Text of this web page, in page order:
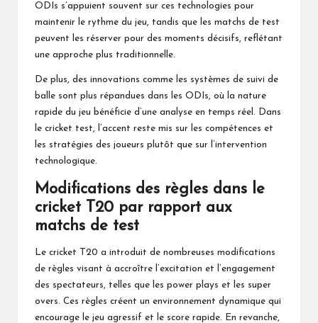
ODIs s’appuient souvent sur ces technologies pour
maintenir le rythme du jeu, tandis que les matchs de test
peuvent les réserver pour des moments décisifs, reflétant
une approche plus traditionnelle.
De plus, des innovations comme les systèmes de suivi de
balle sont plus répandues dans les ODIs, où la nature
rapide du jeu bénéficie d’une analyse en temps réel. Dans
le cricket test, l’accent reste mis sur les compétences et
les stratégies des joueurs plutôt que sur l’intervention
technologique.
Modifications des règles dans le
cricket T20 par rapport aux
matchs de test
Le cricket T20 a introduit de nombreuses modifications
de règles visant à accroître l’excitation et l’engagement
des spectateurs, telles que les power plays et les super
overs. Ces règles créent un environnement dynamique qui
encourage le jeu agressif et le score rapide. En revanche,